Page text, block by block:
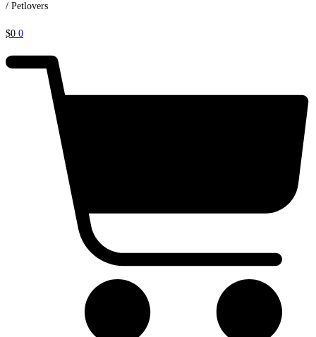
/ Petlovers
$0 0